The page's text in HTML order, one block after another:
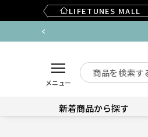
LIFETUNES MALL
メニュー
新着商品から探す